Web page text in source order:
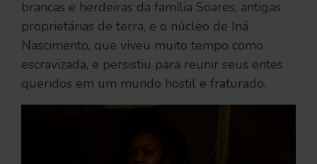
brancas e herdeiras da família Soares, antigas
proprietárias de terra, e o núcleo de Iná
Nascimento, que viveu muito tempo como
escravizada, e persistiu para reunir seus entes
queridos em um mundo hostil e fraturado.